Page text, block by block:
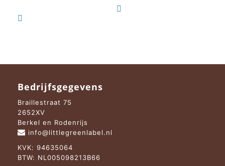


Bedrijfsgegevens
Braillestraat 75
2652XV
Berkel en Rodenrijs
info@littlegreenlabel.nl
KVK: 94635064
BTW: NL005098213B66